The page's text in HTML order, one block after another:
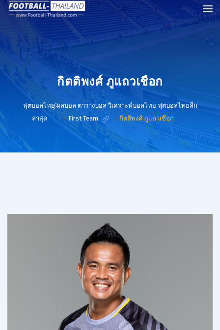
กิตติพงศ์ ภูแถวเชือก
ฟุตบอลไทย ผลบอล ตารางบอล วิเคราะห์บอลไทย ฟุตบอลไทยลีก
ล่าสุด
> First Team > กิตติพงศ์ ภูแถวเชือก